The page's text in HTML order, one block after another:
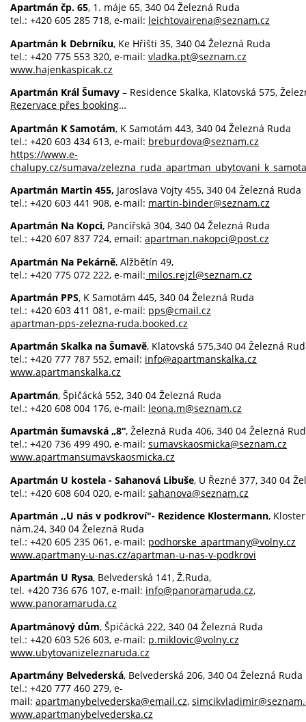
Apartmán čp. 65, 1. máje 65, 340 04 Železná Ruda
tel.: +420 605 285 718, e-mail: leichtovairena@seznam.cz
Apartmán k Debrníku, Ke Hřišti 35, 340 04 Železná Ruda
tel.: +420 775 553 320, e-mail: vladka.pt@seznam.cz
www.hajenkaspicak.cz
Apartmán Král Šumavy – Residence Skalka, Klatovská 575,
Rezervace přes booking…
Apartmán K Samotám, K Samotám 443, 340 04 Železná Ruda
tel.: +420 603 434 613, e-mail: breburdova@seznam.cz
https://www.e-
chalupy.cz/sumava/
Apartmán Martin 455, Jaroslava Vojty 455, 340 04 Železná Ruda
tel.: +420 603 441 908, e-mail: martin-binder@seznam.cz
Apartmán Na Kopci, Pancířská 304, 340 04 Železná Ruda
tel.: +420 607 837 724, email: apartman.nakopci@post.cz
Apartmán Na Pekárně, Alžbětín 49,
tel.: +420 775 072 222, e-mail: milos.rejzl@seznam.cz
Apartmán PPS, K Samotám 445, 340 04 Železná Ruda
tel.: +420 603 411 081, e-mail: pps@cmail.cz
apartman-pps-zelezna-ruda.booked.cz
Apartmán Skalka na Šumavě, Klatovská 575,340 04 Železná
tel.: +420 777 787 552, email: info@apartmanskalka.cz
www.apartmanskalka.cz
Apartmán, Špičácká 552, 340 04 Železná Ruda
tel.: +420 608 004 176, e-mail: leona.m@seznam.cz
Apartmán šumavská „8“, Železná Ruda 406, 340 04 Železná
tel.: +420 736 499 490, e-mail: sumavskaosmicka@seznam.cz
www.apartmansumavskaosmicka.cz
Apartmán U kostela - Sahanová Libuše, U Řezné 377, 340 04
tel.: +420 608 604 020, e-mail: sahanova@seznam.cz
Apartmán ,,U nás v podkroví"- Rezidence Klostermann,
nám.24, 340 04 Železná Ruda
tel.: +420 605 235 061, e-mail: podhorske_apartmany@volny.cz
www.apartmany-u-nas.cz/apartman-u-nas-v-podkrovi
Apartmán U Rysa, Belvederská 141, Ž.Ruda,
tel. +420 736 676 107, e-mail: info@panoramaruda.cz,
www.panoramaruda.cz
Apartmánový dům, Špičácká 222, 340 04 Železná Ruda
tel.: +420 603 526 603, e-mail: p.miklovic@volny.cz
www.ubytovanizeleznaruda.cz
Apartmány Belvederská, Belvederská 206, 340 04 Železná Ruda
tel.: +420 777 460 279, e-
mail: apartmanybelvederska@email.cz,
www.apartmanybelvederska.cz